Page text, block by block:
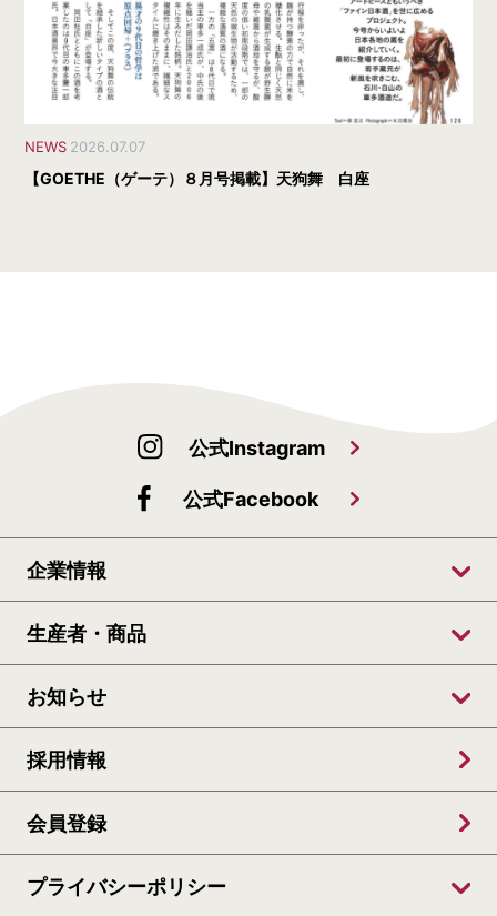
NEWS 2026.07.07
【GOETHE（ゲーテ）８月号掲載】天狗舞 白座
公式Instagram
公式Facebook
企業情報
生産者・商品
お知らせ
採用情報
会員登録
プライバシーポリシー